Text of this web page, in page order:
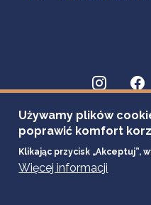
Używamy plików
poprawić komfort
Klikając przycisk „Akceptuj”,
Więcej informacji